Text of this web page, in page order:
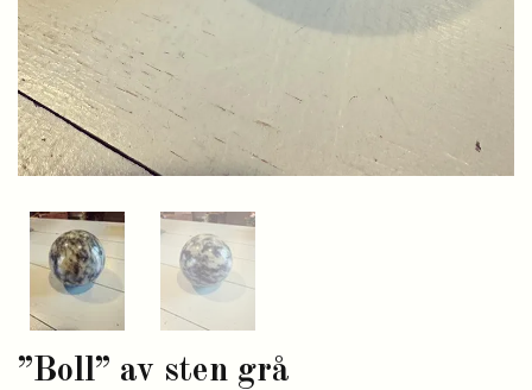
”Boll” av sten grå